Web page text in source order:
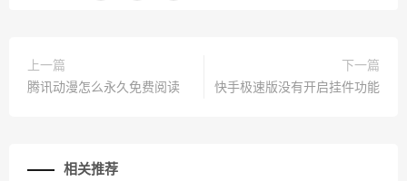
上一篇
腾讯动漫怎么永久免费阅读
下一篇
快手极速版没有开启挂件功能
相关推荐